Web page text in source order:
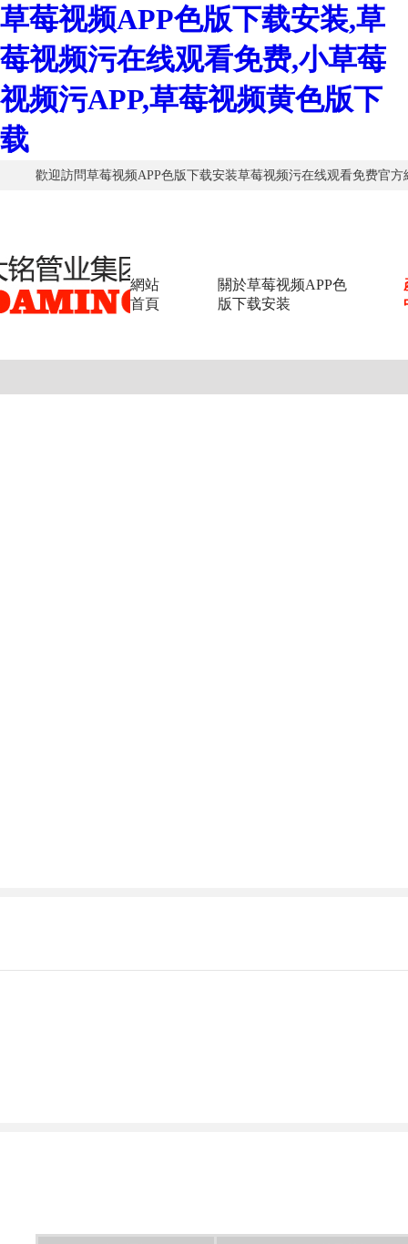
草莓视频APP色版下载安装,草
莓视频污在线观看免费,小草莓
视频污APP,草莓视频黄色版下
载
歡迎訪問草莓视频APP色版下载安装草莓视频污在线观看免费官方
網站
首頁
關於草莓视频APP色
版下载安装